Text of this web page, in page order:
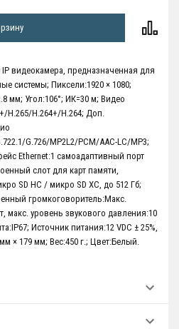
видеокамера, предназначенная для
системы; Пиксели:1920 × 1080;
мм; Угол:106°; ИК=30 м; Видео
H.265/H.264+/H.264; Доп.
G.726/MP2L2/PCM/AAC-LC/MP3;
Ethernet:1 самоадаптивный порт
слот для карт памяти,
SD HC / микро SD XC, до 512 Гб;
громкоговоритель:Макс.
макс. уровень звукового давления:10
Источник питания:12 VDC ± 25%,
× 179 мм; Вес:450 г.; Цвет:Белый.